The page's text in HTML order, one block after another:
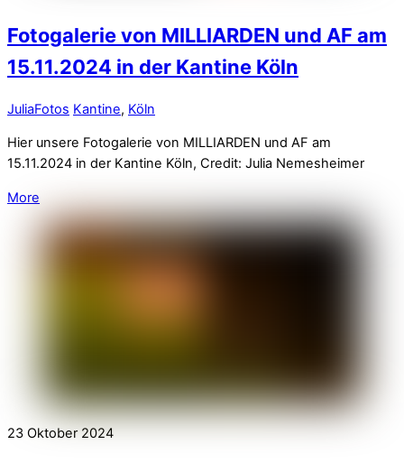
Fotogalerie von MILLIARDEN und AF am
15.11.2024 in der Kantine Köln
JuliaFotos Kantine, Köln
Hier unsere Fotogalerie von MILLIARDEN und AF am
15.11.2024 in der Kantine Köln, Credit: Julia Nemesheimer
More
23 Oktober 2024